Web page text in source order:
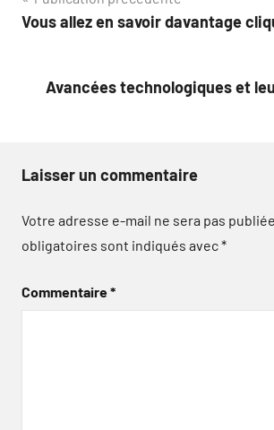
de
Vous allez en savoir davantage
Avancées technologiques et
Laisser un commentaire
Votre adresse e-mail ne sera pas publiée.
obligatoires sont indiqués avec*
Commentaire*